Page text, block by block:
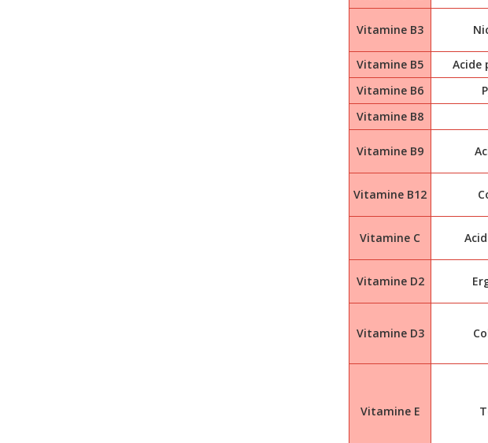
Vitamine B3
Vitamine B5
Acide
Vitamine B6
Vitamine B8
Vitamine B9
Vitamine B12
Vitamine C
Vitamine D2
Vitamine D3
Vitamine E